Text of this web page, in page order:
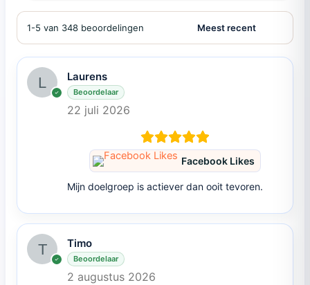
1-5 van 348 beoordelingen
Laurens
Beoordelaar
22 juli 2026
Facebook Likes
Mijn doelgroep is actiever dan ooit tevoren.
Timo
Beoordelaar
2 augustus 2026